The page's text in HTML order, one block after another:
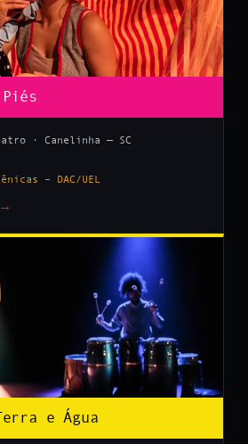
· Canelinha — SC
– DAC/UEL
→
e Água